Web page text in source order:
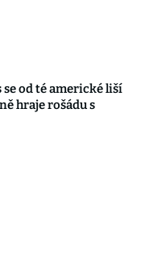
se od té americké liší
hraje rošádu s